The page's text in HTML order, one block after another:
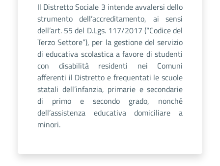
Il Distretto Sociale 3 intende avvalersi dello
strumento dell’accreditamento, ai sensi
dell’art. 55 del D.Lgs. 117/2017 (“Codice del
Terzo Settore”), per la gestione del servizio
di educativa scolastica a favore di studenti
con disabilità residenti nei Comuni
afferenti il Distretto e frequentati le scuole
statali dell’infanzia, primarie e secondarie
di primo e secondo grado, nonché
dell’assistenza educativa domiciliare a
minori.